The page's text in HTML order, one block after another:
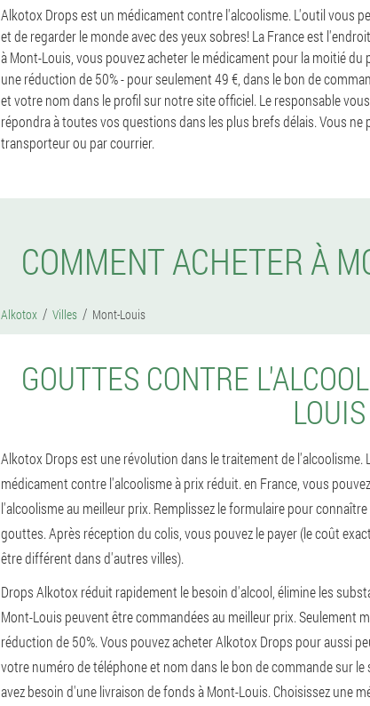
Alkotox Drops est un médicament contre l'alcoolisme. L'outil vous
et de regarder le monde avec des yeux sobres! La France est
à Mont-Louis, vous pouvez acheter le médicament pour la moitié
une réduction de 50% - pour seulement 49 €, dans le bon de
et votre nom dans le profil sur notre site officiel. Le responsable
répondra à toutes vos questions dans les plus brefs délais. Vous
transporteur ou par courrier.
COMMENT ACHETER À
Alkotox Villes Mont-Louis
GOUTTES CONTRE
LOUIS
Alkotox Drops est une révolution dans le traitement de l'alcoolisme.
médicament contre l'alcoolisme à prix réduit. en France, vous
l'alcoolisme au meilleur prix. Remplissez le formulaire pour
gouttes. Après réception du colis, vous pouvez le payer (le coût
être différent dans d'autres villes).
Drops Alkotox réduit rapidement le besoin d'alcool, élimine les
Mont-Louis peuvent être commandées au meilleur prix. Seulement
réduction de 50%. Vous pouvez acheter Alkotox Drops pour aussi
votre numéro de téléphone et nom dans le bon de commande sur
avez besoin d'une livraison de fonds à Mont-Louis. Choisissez une